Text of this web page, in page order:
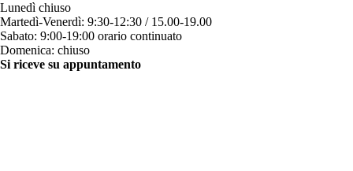
Lunedì chiuso
Martedì-Venerdì: 9:30-12:30 / 15.00-19.00
Sabato: 9:00-19:00 orario continuato
Domenica: chiuso
Si riceve su appuntamento